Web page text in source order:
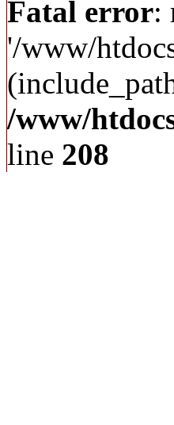
Fatal error:
'/www/
/www/
line 208